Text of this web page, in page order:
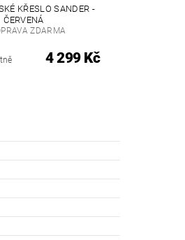
KŘESLO SANDER -
ČERVENÁ
ZDARMA
4 299 Kč